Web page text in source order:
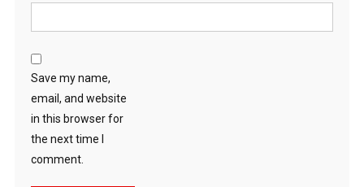
Save my name,
email, and website
in this browser for
the next time I
comment.